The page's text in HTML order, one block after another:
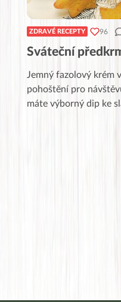
ZDRAVÉ RECEPTY 96
Sváteční
Jemný fazolový krém
pohoštění pro
máte výborný dip ke